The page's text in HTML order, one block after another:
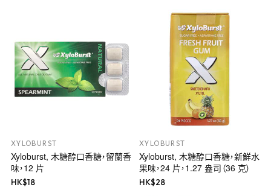
XYLOBURST
Xyloburst, 木糖醇口香糖，留蘭香
味，12 片
HK$18
XYLOBURST
Xyloburst, 木糖醇口香糖，新鮮水
果味，24 片，1.27 盎司（36 克）
HK$28